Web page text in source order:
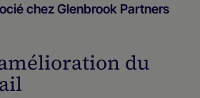
chez Glenbrook Partners
du